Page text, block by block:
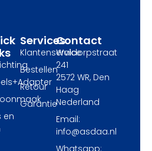
Services
Klantenservice
Bestellen
Retour
Garantie
en
Contact
Waldorpstraat
241
2572 WR, Den
Haag
Nederland
Email:
info@asdaa.nl